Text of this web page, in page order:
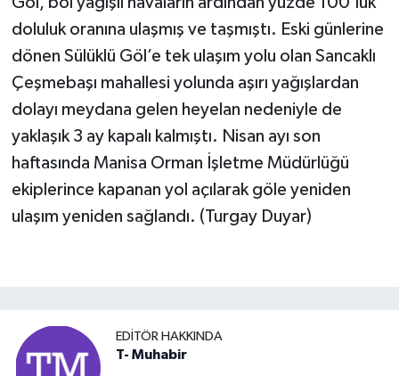
doluluk oranına ulaşmış ve taşmıştı. Eski günlerine
dönen Sülüklü Göl’e tek ulaşım yolu olan Sancaklı
Çeşmebaşı mahallesi yolunda aşırı yağışlardan
dolayı meydana gelen heyelan nedeniyle de
yaklaşık 3 ay kapalı kalmıştı. Nisan ayı son
haftasında Manisa Orman İşletme Müdürlüğü
ekiplerince kapanan yol açılarak göle yeniden
ulaşım yeniden sağlandı. (Turgay Duyar)
EDITÖR HAKKINDA
T- Muhabir